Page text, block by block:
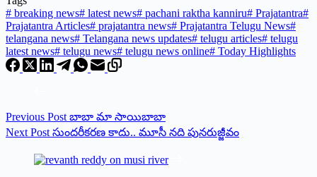
# breaking news# latest news# pachani raktha kanniru# Prajatantra#
Prajatantra Articles# prajatantra news# Prajatantra Telugu News#
telangana news# Telangana news updates# telugu articles# telugu
latest news# telugu news# telugu news online# Today Highlights
Previous Post బాబా మా సాయిబాబా
Next Post సుందరీకరణ కాదు.. మూసీ నది పునరుజ్జీవం